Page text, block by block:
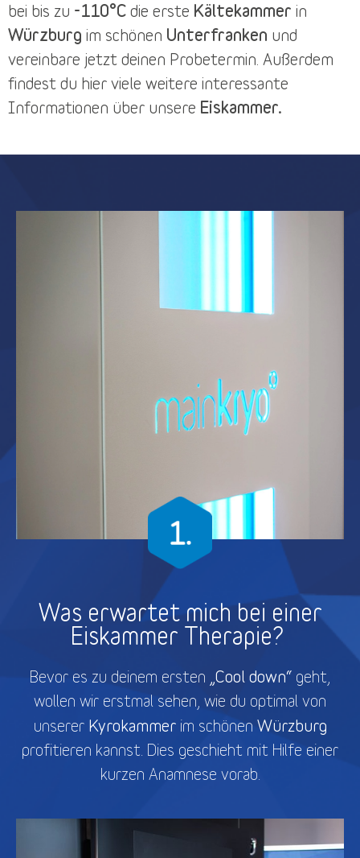
bei bis zu -110°C die erste Kältekammer in
Würzburg im schönen Unterfranken und
vereinbare jetzt deinen Probetermin . Außerdem
findest du hier viele weitere interessante
Informationen über unsere Eiskammer.
Was erwartet mich bei einer
Eiskammer Therapie?
Bevor es zu deinem ersten „Cool down“ geht,
wollen wir erstmal sehen, wie du optimal von
unserer Kyrokammerim schönen Würzburg
profitieren kannst. Dies geschieht mit Hilfe einer
kurzen Anamnese vorab.